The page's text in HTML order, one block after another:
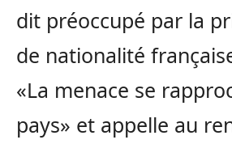
dit préoccupé par la
de nationalité
«La menace se
pays» et appelle au